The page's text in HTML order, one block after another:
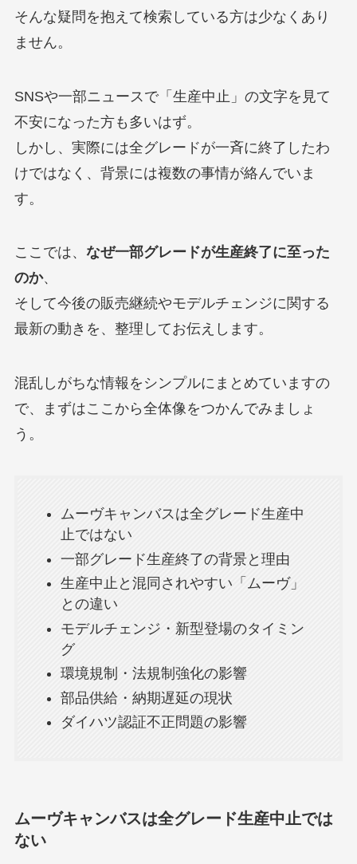
そんな疑問を抱えて検索している方は少なくあり
ません。
SNSや一部ニュースで「生産中止」の文字を見て
不安になった方も多いはず。
しかし、実際には全グレードが一斉に終了したわ
けではなく、背景には複数の事情が絡んでいま
す。
ここでは、 なぜ一部グレードが生産終了に至った
のか、
そして今後の販売継続やモデルチェンジに関する
最新の動きを、整理してお伝えします。
混乱しがちな情報をシンプルにまとめていますの
で、まずはここから全体像をつかんでみましょ
う。
ムーヴキャンバスは全グレード生産中
止ではない
一部グレード生産終了の背景と理由
生産中止と混同されやすい「ムーヴ」
との違い
モデルチェンジ・新型登場のタイミン
グ
環境規制・法規制強化の影響
部品供給・納期遅延の現状
ダイハツ認証不正問題の影響
ムーヴキャンバスは全グレード生産中止では
ない